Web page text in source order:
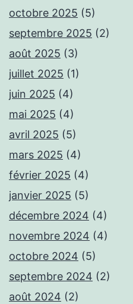
octobre 2025 (5)
septembre 2025 (2)
août 2025 (3)
juillet 2025 (1)
juin 2025 (4)
mai 2025 (4)
avril 2025 (5)
mars 2025 (4)
février 2025 (4)
janvier 2025 (5)
décembre 2024 (4)
novembre 2024 (4)
octobre 2024 (5)
septembre 2024 (2)
août 2024 (2)